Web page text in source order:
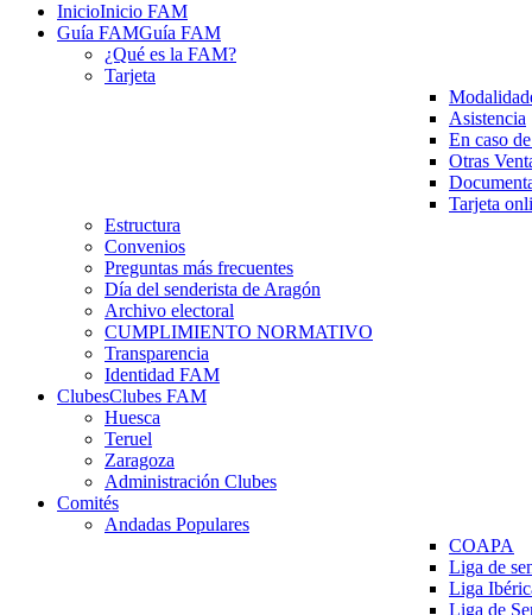
InicioInicio FAM
Guía FAMGuía FAM
¿Qué es la FAM?
Tarjeta
Asistencia
En caso
Otras
Tarjeta
Estructura
Convenios
Preguntas más frecuentes
Día del senderista de Aragón
Archivo electoral
CUMPLIMIENTO NORMATIVO
Transparencia
Identidad FAM
ClubesClubes FAM
Huesca
Teruel
Zaragoza
Administración Clubes
Comités
Andadas Populares
COAPA
Liga de
Liga
Liga de